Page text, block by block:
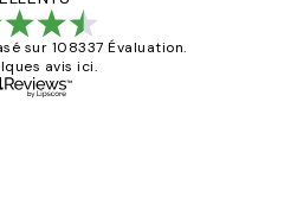
sur 108337 Évaluation.
avis ici.